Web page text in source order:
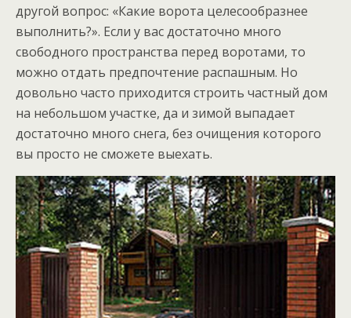
другой вопрос: «Какие ворота целесообразнее
выполнить?». Если у вас достаточно много
свободного пространства перед воротами, то
можно отдать предпочтение распашным. Но
довольно часто приходится строить частный дом
на небольшом участке, да и зимой выпадает
достаточно много снега, без очищения которого
вы просто не сможете выехать.